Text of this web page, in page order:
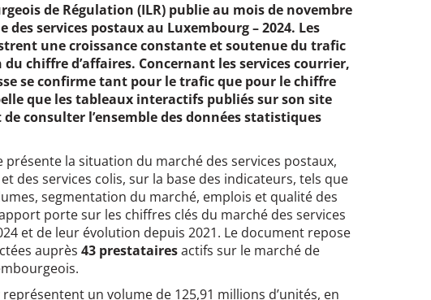
de Régulation (ILR) publie au mois de novembre
services postaux au Luxembourg – 2024. Les
une croissance constante et soutenue du trafic
chiffre d’affaires. Concernant les services courrier,
se confirme tant pour le trafic que pour le chiffre
que les tableaux interactifs publiés sur son site
consulter l’ensemble des données statistiques
la situation du marché des services postaux,
des services colis, sur la base des indicateurs, tels que
segmentation du marché, emplois et qualité des
porte sur les chiffres clés du marché des services
et de leur évolution depuis 2021. Le document repose
auprès 43 prestatairesactifs sur le marché de
représentent un volume de 125,91 millions d’unités, en